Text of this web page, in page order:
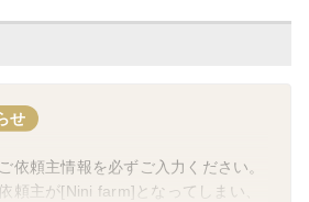
せ
依頼主情報を必ずご入力ください。
頼主が[Nini farm]となってしまい、